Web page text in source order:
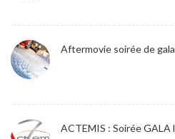
Aftermovie soirée de
ACTEMIS : Soirée GALA